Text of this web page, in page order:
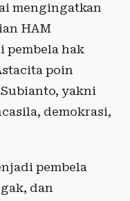
mengingatkan
HAM
pembela hak
poin
yakni
demokrasi,
pembela
dan